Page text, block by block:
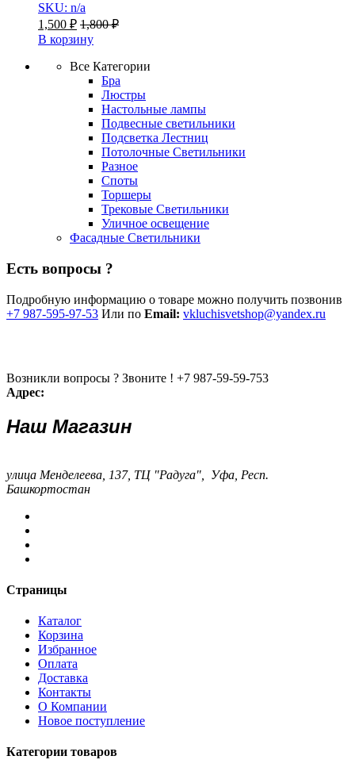
SKU: n/a
1,500 ₽ 1,800₽
В корзину
Все Категории
Бра
Люстры
Настольные лампы
Подвесные светильники
Подсветка Лестниц
Потолочные Светильники
Разное
Споты
Торшеры
Трековые Светильники
Уличное освещение
Фасадные Светильники
Есть вопросы ?
Подробную информацию о товаре можно получить позвонив
+7 987-595-97-53 Или по Email: vkluchisvetshop@yandex.ru
Возникли вопросы ? Звоните ! +7 987-59-59-753
Адрес:
Наш Магазин
улица Менделеева, 137, ТЦ "Радуга", Уфа, Респ.
Башкортостан
Страницы
Каталог
Корзина
Избранное
Оплата
Доставка
Контакты
О Компании
Новое поступление
Категории товаров